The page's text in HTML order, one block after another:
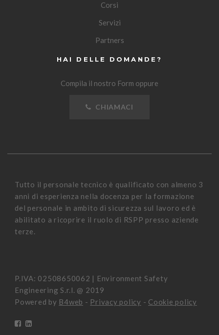
Corsi
Servizi
Partners
HAI DELLE DOMANDE?
Compila il nostro Form oppure
CHIAMACI
Tutto il personale tecnico è qualificato con almeno 3
anni di esperienza nella docenza per la formazione
del personale in ambito di sicurezza sul lavoro ed è
abilitato a ricoprire il ruolo di RSPP presso aziende
terze.
P.IVA: 02508650062 | Environment Safety
Engineering S.r.l. @ 2019
Powered by B4web - Privacy policy - Cookie policy